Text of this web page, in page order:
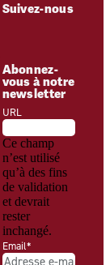
Suivez-nous
Abonnez-
vous à notre
newsletter
URL
Ce champ
n’est utilisé
qu’à des fins
de validation
et devrait
rester
inchangé.
Email*